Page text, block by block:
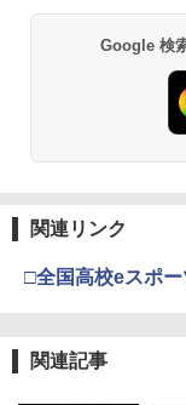
2
3
Google 検
関連リンク
□全国高校eスポ
関連記事